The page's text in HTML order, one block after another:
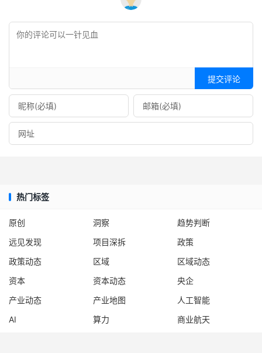
提交评论
热门标签
原创 洞察
趋势判断
远见发现
项目深拆
政策
政策动态
区域
区域动态
资本
资本动态
央企
产业动态
产业地图
人工智能
AI
算力 商业航天